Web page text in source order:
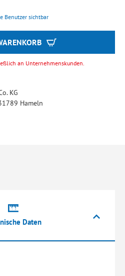
Benutzer sichtbar
an Unternehmenskunden.
KG
Hameln
Daten